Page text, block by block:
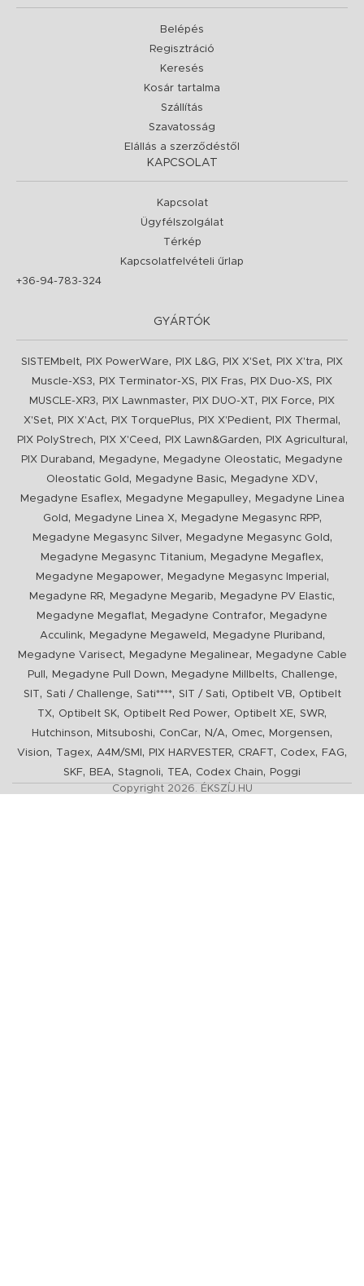
Belépés
Regisztráció
Keresés
Kosár tartalma
Szállítás
Szavatosság
Elállás a szerződéstől
KAPCSOLAT
Kapcsolat
Ügyfélszolgálat
Térkép
Kapcsolatfelvételi űrlap
+36-94-783-324
GYÁRTÓK
SISTEMbelt, PIX PowerWare, PIX L&G, PIX X'Set, PIX X'tra,
PIX
Muscle-XS3, PIX Terminator-XS, PIX Fras, PIX Duo-XS,
PIX
MUSCLE-XR3, PIX Lawnmaster, PIX DUO-XT , PIX Force,
PIX
X'Set, PIX X'Act, PIX TorquePlus, PIX X'Pedient, PIX Thermal ,
PIX PolyStrech, PIX X'Ceed , PIX Lawn&Garden, PIX Agricultural ,
PIX Duraband , Megadyne, Megadyne Oleostatic,
Megadyne
Oleostatic Gold , Megadyne Basic, Megadyne XDV,
Megadyne Esaflex, Megadyne Megapulley,
Megadyne Linea
Gold , Megadyne Linea X, Megadyne Megasync RPP,
Megadyne Megasync Silver, Megadyne Megasync Gold ,
Megadyne Megasync Titanium, Megadyne Megaflex,
Megadyne Megapower, Megadyne Megasync Imperial ,
Megadyne RR, Megadyne Megarib, Megadyne PV Elastic,
Megadyne Megaflat, Megadyne Contrafor,
Megadyne
Acculink, Megadyne Megaweld , Megadyne Pluriband ,
Megadyne Varisect, Megadyne Megalinear,
Megadyne Cable
Pull
, Megadyne Pull Down, Megadyne Millbelts, Challenge,
SIT , Sati / Challenge, Sati****, SIT / Sati, Optibelt VB, Optibelt
TX, Optibelt SK, Optibelt Red Power, Optibelt XE, SWR,
Hutchinson, Mitsuboshi, ConCar, N/A, Omec, Morgensen,
Vision, Tagex, A4M/SMI , PIX HARVESTER, CRAFT , Codex, FAG,
SKF, BEA, Stagnoli, TEA, Codex Chain,
Poggi
Copyright 2026. ÉKSZÍJ.HU